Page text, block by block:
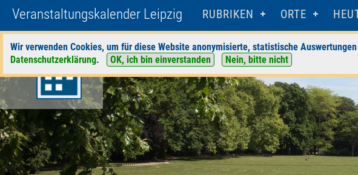
Veranstaltungskalender Leipzig RUBRIKEN ORTE
Wir verwenden Cookies, um für diese Website anonymisierte, statistische
Datenschutzerklärung. OK, ich bin einverstanden Nein, bitte nicht